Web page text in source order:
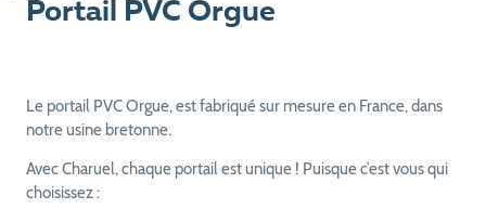
Portail PVC Orgue
Le portail PVC Orgue, est fabriqué sur mesure en France, dans
notre usine bretonne.
Avec Charuel, chaque portail est unique ! Puisque c’est vous qui
choisissez :